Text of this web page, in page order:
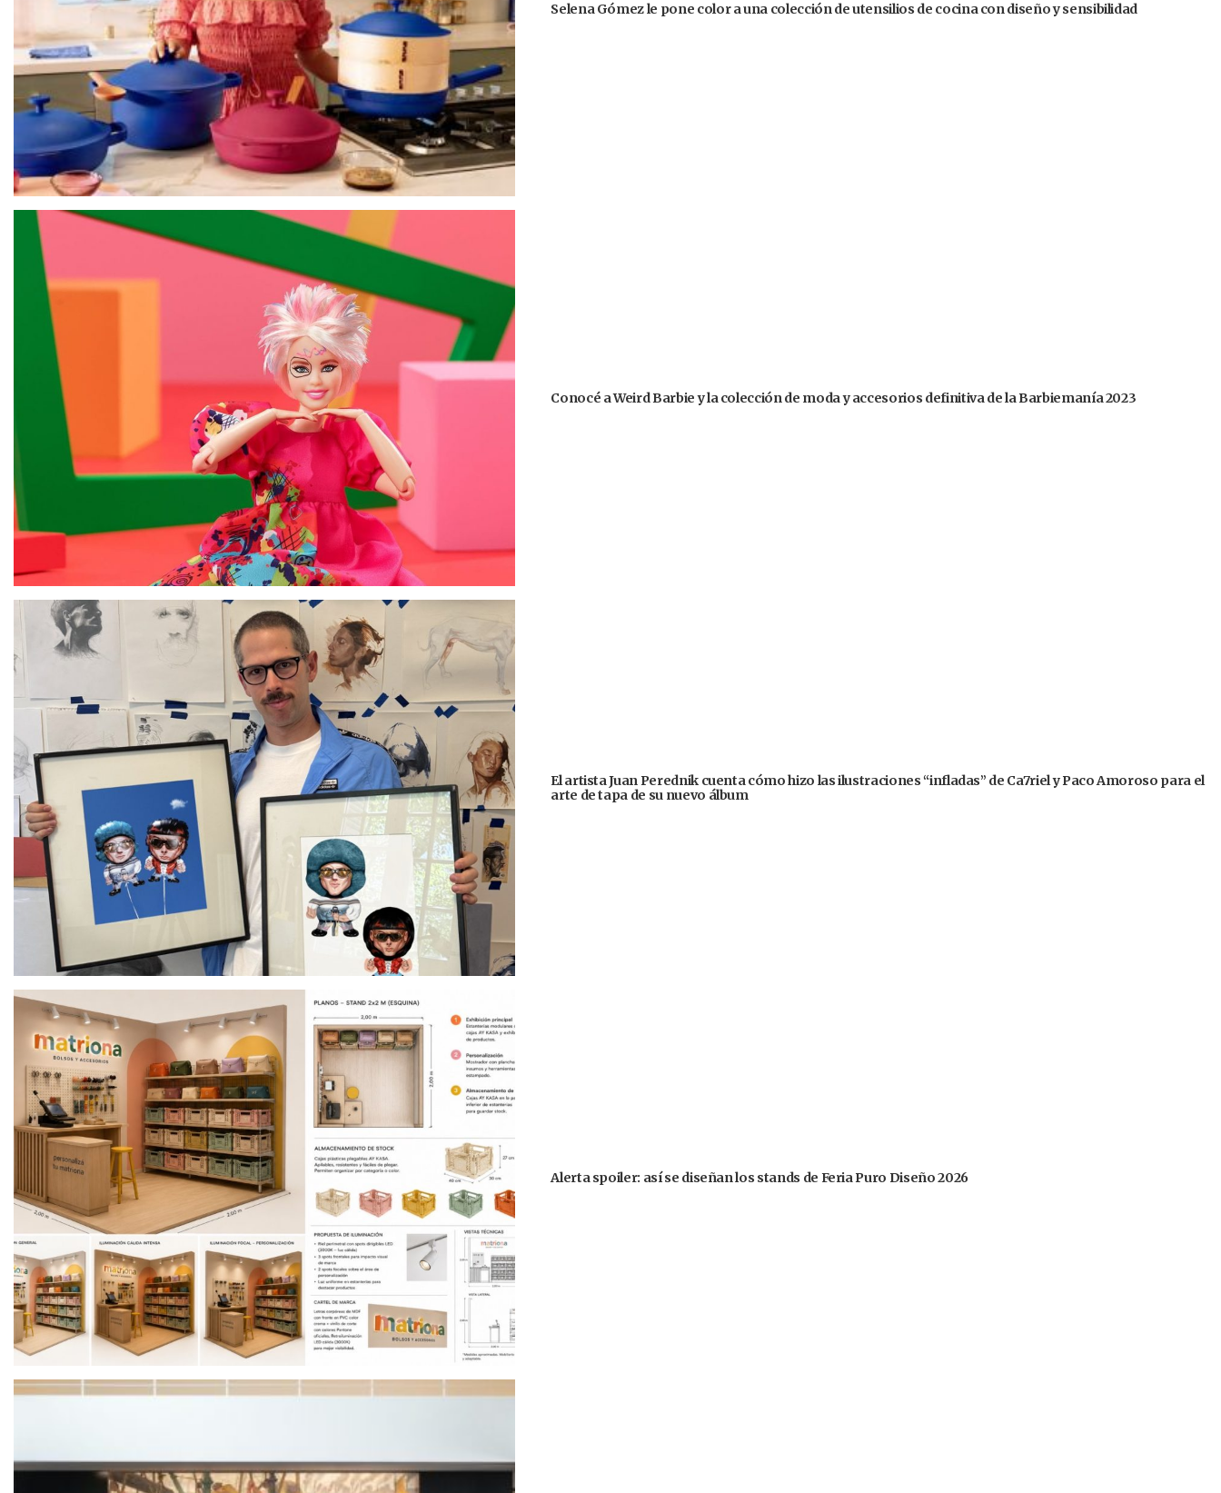
Selena Gómez le pone color a una colección de utensilios de cocina con diseño y sensibilidad
Conocé a Weird Barbie y la colección de moda y accesorios definitiva de la Barbiemanía 2023
El artista Juan Perednik cuenta cómo hizo las ilustraciones “infladas” de Ca7riel y Paco Amoroso para el
arte de tapa de su nuevo álbum
Alerta spoiler: así se diseñan los stands de Feria Puro Diseño 2026